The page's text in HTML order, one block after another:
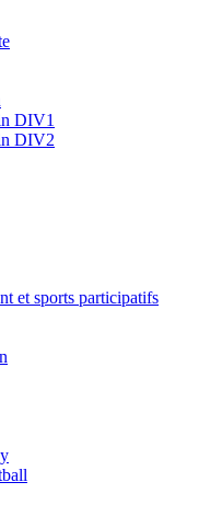
DIV1
DIV2
et sports participatifs